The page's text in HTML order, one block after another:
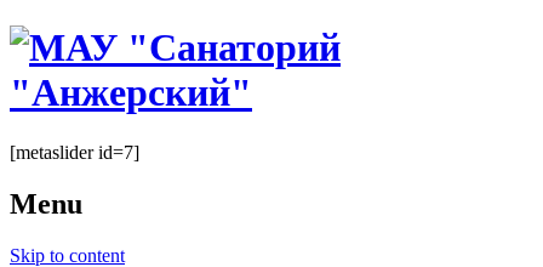
[metaslider id=7]
Menu
Skip to content